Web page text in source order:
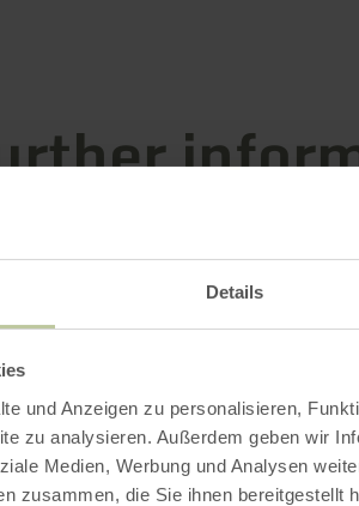
Details
und Anzeigen zu personalisieren,
zu analysieren. Außerdem geben wir
Medien, Werbung und Analysen
zusammen, die Sie ihnen bereitgestellt